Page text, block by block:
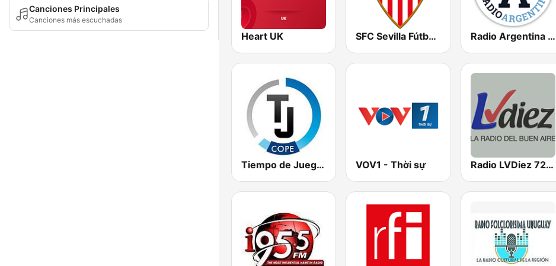
Canciones Principales
Canciones más escuchadas
Heart UK SFC Sevilla Fútbol Club Radio 91.6 Radio Argentina Ushuaia
Tiempo de Juego Cope Directo 2 VOV1 - Thời sự Radio LVDiez 720 AM